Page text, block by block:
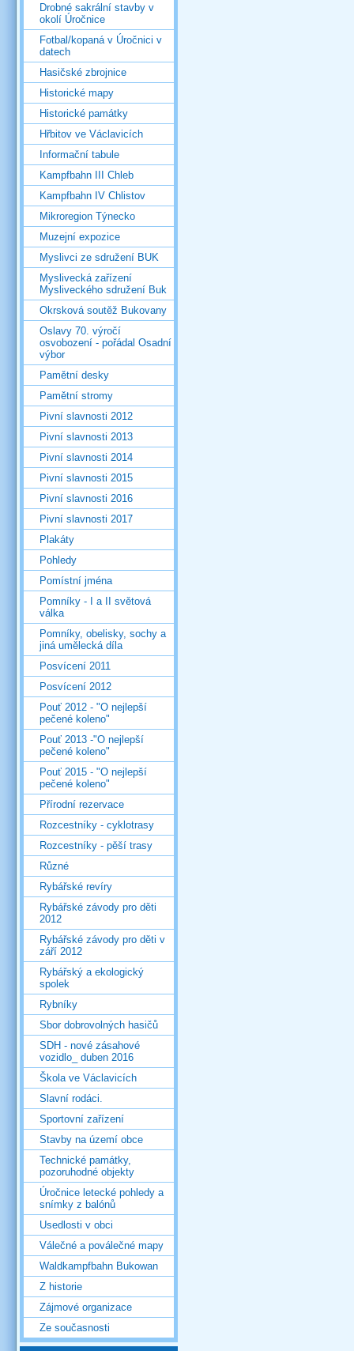
Drobné sakrální stavby v
okolí Úročnice
Fotbal/kopaná v Úročnici v
datech
Hasičské zbrojnice
Historické mapy
Historické památky
Hřbitov ve Václavicích
Informační tabule
Kampfbahn III Chleb
Kampfbahn IV Chlistov
Mikroregion Týnecko
Muzejní expozice
Myslivci ze sdružení BUK
Myslivecká zařízení
Mysliveckého sdružení Buk
Okrsková soutěž Bukovany
Oslavy 70. výročí
osvobození - pořádal Osadní
výbor
Pamětní desky
Pamětní stromy
Pivní slavnosti 2012
Pivní slavnosti 2013
Pivní slavnosti 2014
Pivní slavnosti 2015
Pivní slavnosti 2016
Pivní slavnosti 2017
Plakáty
Pohledy
Pomístní jména
Pomníky - I a II světová
válka
Pomníky, obelisky, sochy a
jiná umělecká díla
Posvícení 2011
Posvícení 2012
Pouť 2012 - "O nejlepší
pečené koleno"
Pouť 2013 -"O nejlepší
pečené koleno"
Pouť 2015 - "O nejlepší
pečené koleno"
Přírodní rezervace
Rozcestníky - cyklotrasy
Rozcestníky - pěší trasy
Různé
Rybářské revíry
Rybářské závody pro děti
2012
Rybářské závody pro děti v
září 2012
Rybářský a ekologický
spolek
Rybníky
Sbor dobrovolných hasičů
SDH - nové zásahové
vozidlo_ duben 2016
Škola ve Václavicích
Slavní rodáci.
Sportovní zařízení
Stavby na území obce
Technické památky,
pozoruhodné objekty
Úročnice letecké pohledy a
snímky z balónů
Usedlosti v obci
Válečné a poválečné mapy
Waldkampfbahn Bukowan
Z historie
Zájmové organizace
Ze současnosti